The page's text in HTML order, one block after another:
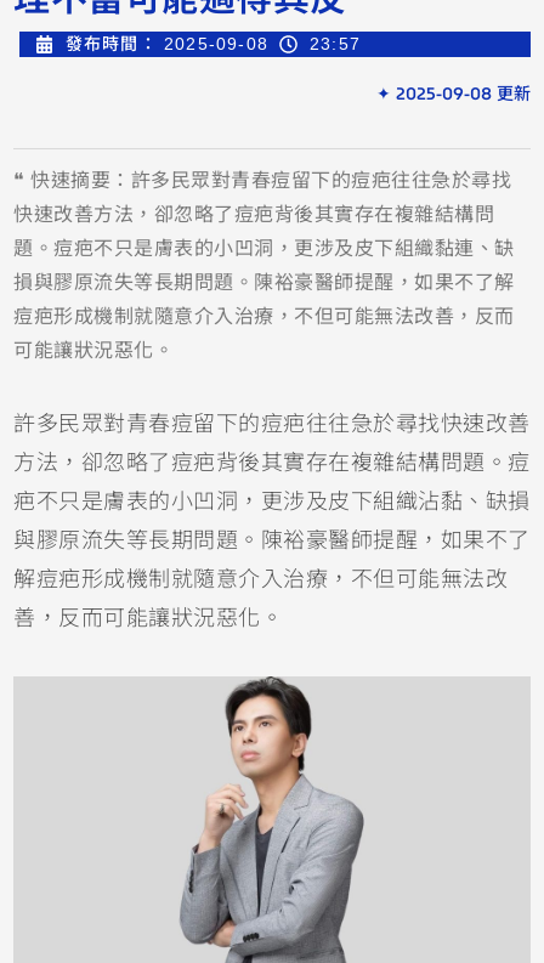
發布時間： 2025-09-08 23:57
✦ 2025-09-08 更新
❝ 快速摘要：許多民眾對青春痘留下的痘疤往往急於尋找
快速改善方法，卻忽略了痘疤背後其實存在複雜結構問
題。痘疤不只是膚表的小凹洞，更涉及皮下組織黏連、缺
損與膠原流失等長期問題。陳裕豪醫師提醒，如果不了解
痘疤形成機制就隨意介入治療，不但可能無法改善，反而
可能讓狀況惡化。
許多民眾對青春痘留下的痘疤往往急於尋找快速改善
方法，卻忽略了痘疤背後其實存在複雜結構問題。痘
疤不只是膚表的小凹洞，更涉及皮下組織沾黏、缺損
與膠原流失等長期問題。陳裕豪醫師提醒，如果不了
解痘疤形成機制就隨意介入治療，不但可能無法改
善，反而可能讓狀況惡化。